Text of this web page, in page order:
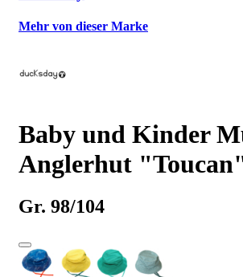
Mehr von dieser Marke
Baby und Kinder
Anglerhut
Gr. 98/104